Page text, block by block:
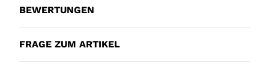
BEWERTUNGEN
FRAGE ZUM ARTIKEL